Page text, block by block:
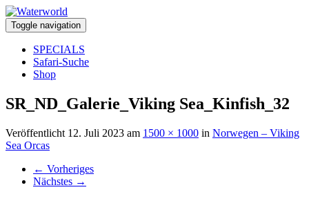
Toggle navigation
SPECIALS
Safari-Suche
Shop
SR_ND_Galerie_Viking Sea_Kinfish_32
Veröffentlicht 12. Juli 2023 am 1500 × 1000 in Norwegen – Viking
Sea Orcas
← Vorheriges
Nächstes →